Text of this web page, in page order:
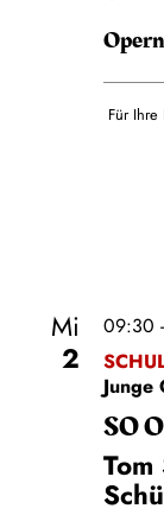
Für
Mi
2
09:30
Junge
SO